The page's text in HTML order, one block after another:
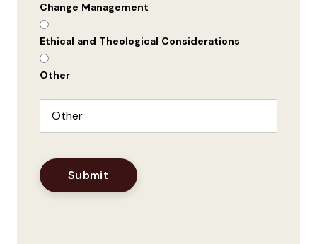
Change Management
Ethical and Theological Considerations
Other